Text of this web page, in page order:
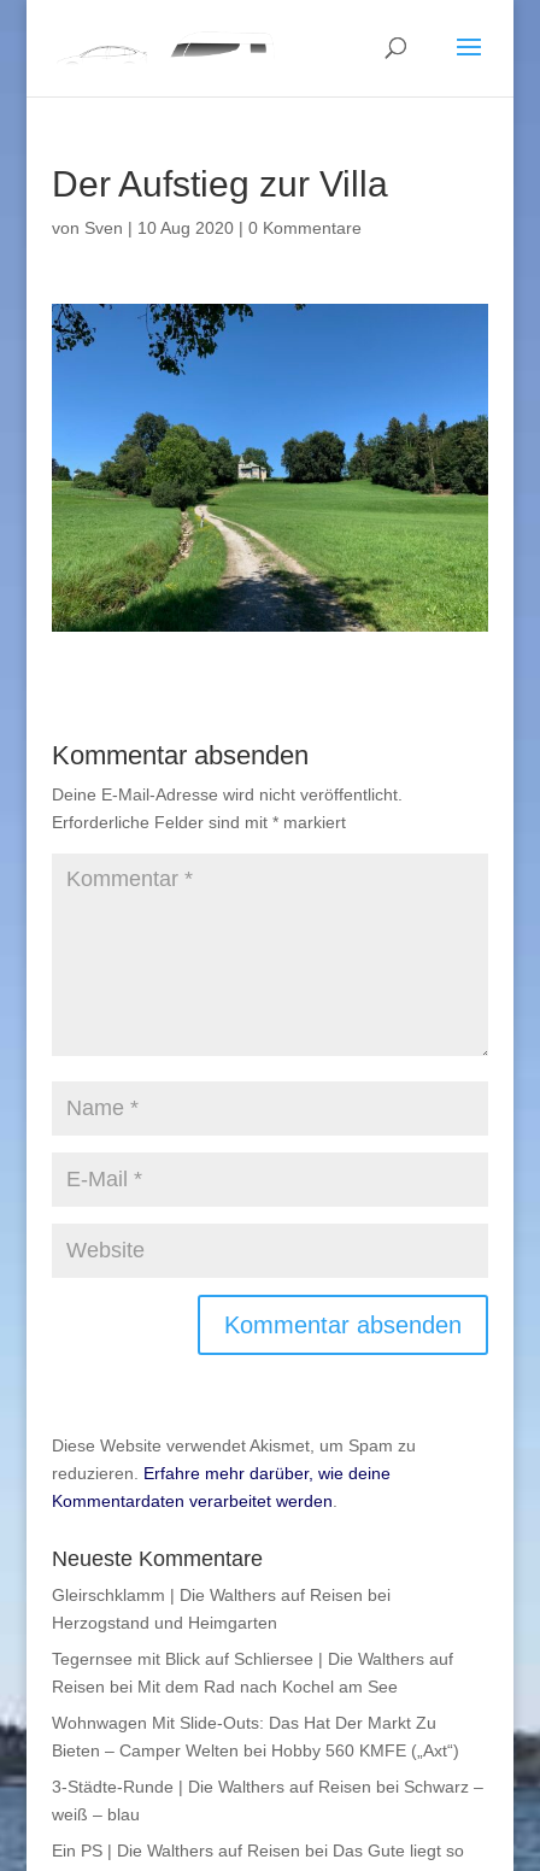
Der Aufstieg zur Villa
von Sven | 10 Aug 2020| 0 Kommentare
Kommentar absenden
Deine E-Mail-Adresse wird nicht veröffentlicht.
Erforderliche Felder sind mit *markiert
Diese Website verwendet Akismet, um Spam zu
reduzieren. Erfahre mehr darüber, wie deine
Kommentardaten verarbeitet werden.
Neueste Kommentare
Gleirschklamm | Die Walthers auf Reisen bei
Herzogstand und Heimgarten
Tegernsee mit Blick auf Schliersee | Die Walthers auf
Reisen bei Mit dem Rad nach Kochel am See
Wohnwagen Mit Slide-Outs: Das Hat Der Markt Zu
Bieten – Camper Welten bei Hobby 560 KMFE („Axt“)
3-Städte-Runde | Die Walthers auf Reisen bei Schwarz –
weiß – blau
Ein PS | Die Walthers auf Reisen bei Das Gute liegt so